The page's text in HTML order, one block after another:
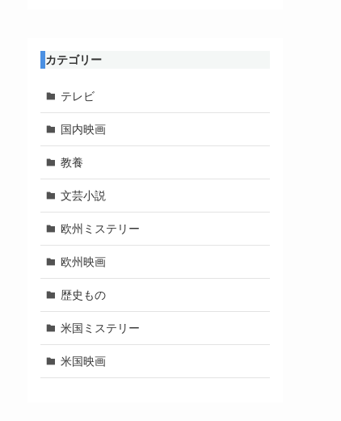
カテゴリー
テレビ
国内映画
教養
文芸小説
欧州ミステリー
欧州映画
歴史もの
米国ミステリー
米国映画